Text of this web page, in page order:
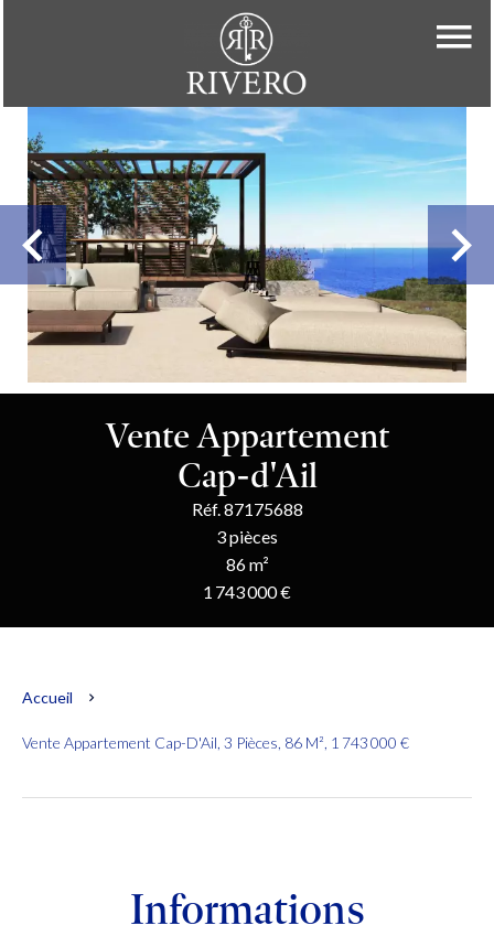
Vente Appartement
Cap-d'Ail
Réf. 87175688
3 pièces
86 m²
1 743 000 €
Accueil
Vente Appartement Cap-D'Ail, 3 Pièces, 86 M², 1 743 000 €
Informations